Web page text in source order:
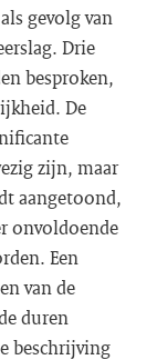
gevolg van
Drie
besproken,
De
zijn, maar
aangetoond,
onvoldoende
Een
van de
duren
beschrijving